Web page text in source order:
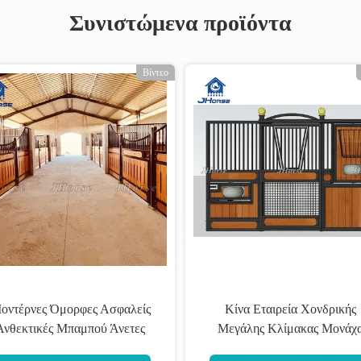
Συνιστώμενα προϊόντα
Βίντεο
Πίνακες
Βαμβούλο
10ft 12ft φορητό άλογο
πάνελ χάλυβα